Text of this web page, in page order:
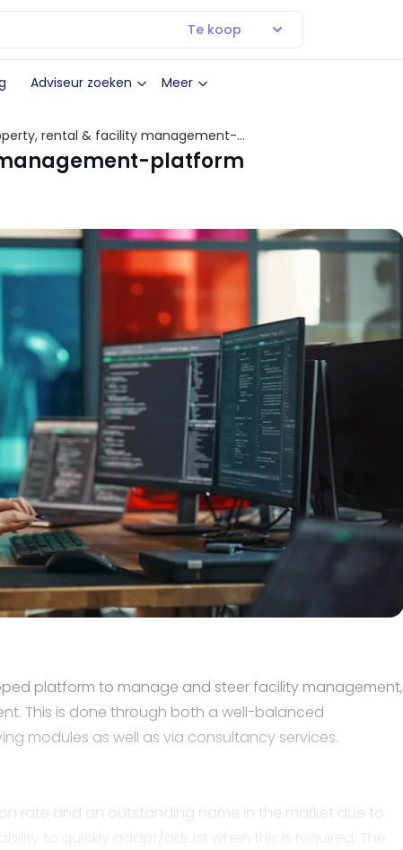
Te koop
Adviseur zoeken Meer
rental & facility management-
platform
platform to manage and steer facility management,
This is done through both a well-balanced
modules as well as via consultancy services.
rate and an outstanding name in the market due to